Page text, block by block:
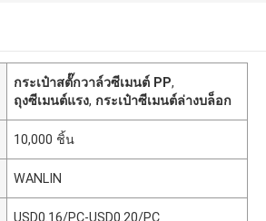
กระเป๋าสตั๊กวาล์วซีเมนต์ PP,
ถุงซีเมนต์แรง, กระเป๋าซีเมนต์ล่างบล็อก
10,000 ชิ้น
WANLIN
USD0.16/PC-USD0.20/PC